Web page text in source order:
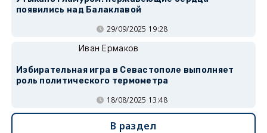
появились над Балаклавой
29/09/2025 19:28
Иван Ермаков
Избирательная игра в Севастополе выполняет
роль политического термометра
18/08/2025 13:48
В раздел